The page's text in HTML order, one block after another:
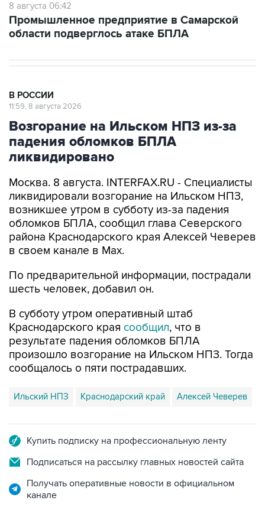
8 августа 06:42
Промышленное предприятие в Самарской
области подверглось атаке БПЛА
В РОССИИ
11:59, 8 августа 2026
Возгорание на Ильском НПЗ из-за
падения обломков БПЛА
ликвидировано
Москва. 8 августа. INTERFAX.RU - Специалисты
ликвидировали возгорание на Ильском НПЗ,
возникшее утром в субботу из-за падения
обломков БПЛА, сообщил глава Северского
района Краснодарского края Алексей Чеверев
в своем канале в Max.
По предварительной информации, пострадали
шесть человек, добавил он.
В субботу утром оперативный штаб
Краснодарского края сообщил, что в
результате падения обломков БПЛА
произошло возгорание на Ильском НПЗ. Тогда
сообщалось о пяти пострадавших.
Ильский НПЗ Краснодарский край Алексей Чеверев
Купить подписку на профессиональную ленту
Подписаться на рассылку главных новостей сайта
Получать оперативные новости в официальном
канале